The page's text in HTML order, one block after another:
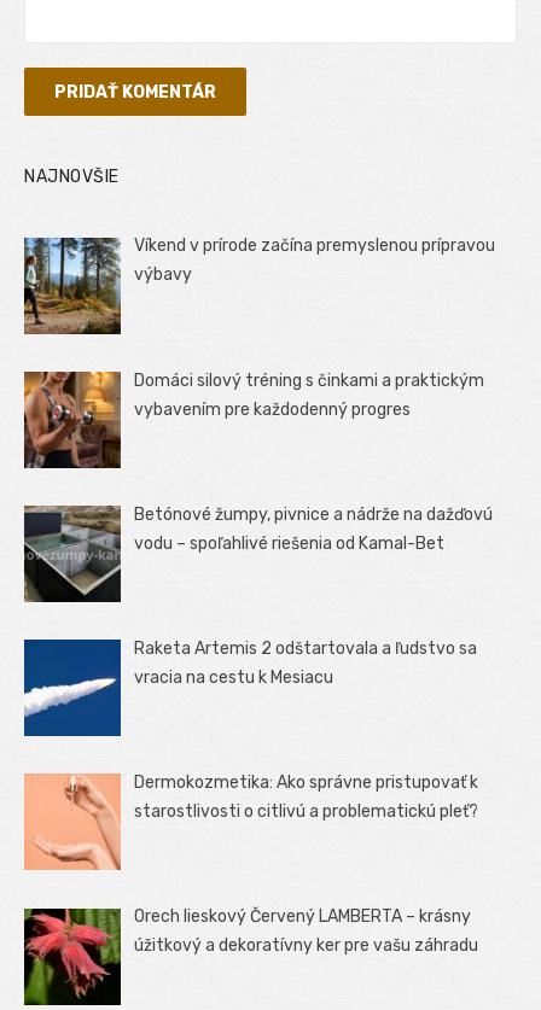
NAJNOVŠIE
Víkend v prírode začína premyslenou prípravou
výbavy
Domáci silový tréning s činkami a praktickým
vybavením pre každodenný progres
Betónové žumpy, pivnice a nádrže na dažďovú
vodu – spoľahlivé riešenia od Kamal-Bet
Raketa Artemis 2 odštartovala a ľudstvo sa
vracia na cestu k Mesiacu
Dermokozmetika: Ako správne pristupovať k
starostlivosti o citlivú a problematickú pleť?
Orech lieskový Červený LAMBERTA – krásny
úžitkový a dekoratívny ker pre vašu záhradu